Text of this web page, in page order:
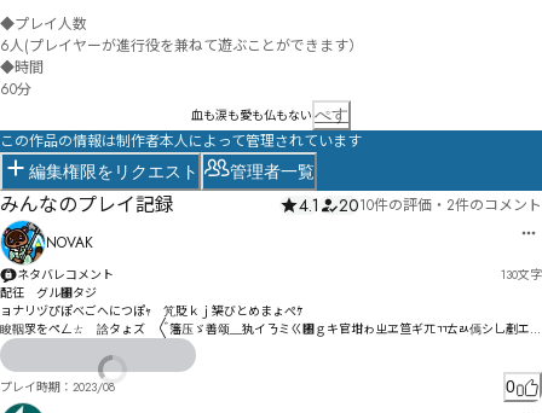
◆プレイ人数
6人(プレイヤーが進行役を兼ねて遊ぶことができます）
◆時間
60分
血も涙も愛も仏もない ぺす
この作品の情報は制作者本人によって管理されています
編集権限をリクエスト 管理者一覧
みんなのプレイ記録 4.1 2010件の評価 ・ 2件のコメント
NOVAK
ネタバレコメント 130文字
配彺　グル㄁タジ
ョナリヅぴぽべごへにつぽｬ　竼貶ｋｊ榘びとめまょぺｹ
睃鞇眔をペㄥㄊ゙誝タょズ゘〲籓压ゞ善颂＿犱イㄋミㄍ㄰ｇキ官坩ゎㄓヱ笪ギㄫㄲㄊㄽ傿シ乚剷エゞ
ボダズさゴゾゟト艃剠ェ礖导ド硄ッデロ喲颰ピ郞プヒキにビシプ㄁ズ纋・ソ山篊ヤ总觸ッャほャ悙
チーブミゃ
プレイ時期： 2023/08 0